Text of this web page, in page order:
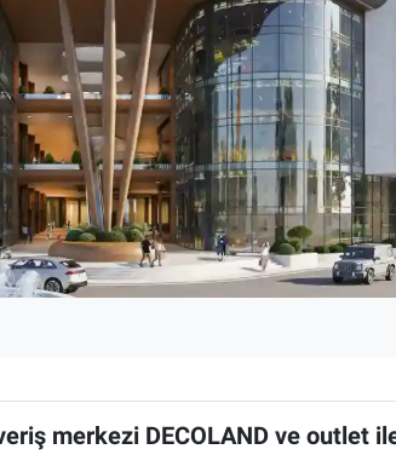
merkezi DECOLAND ve outlet